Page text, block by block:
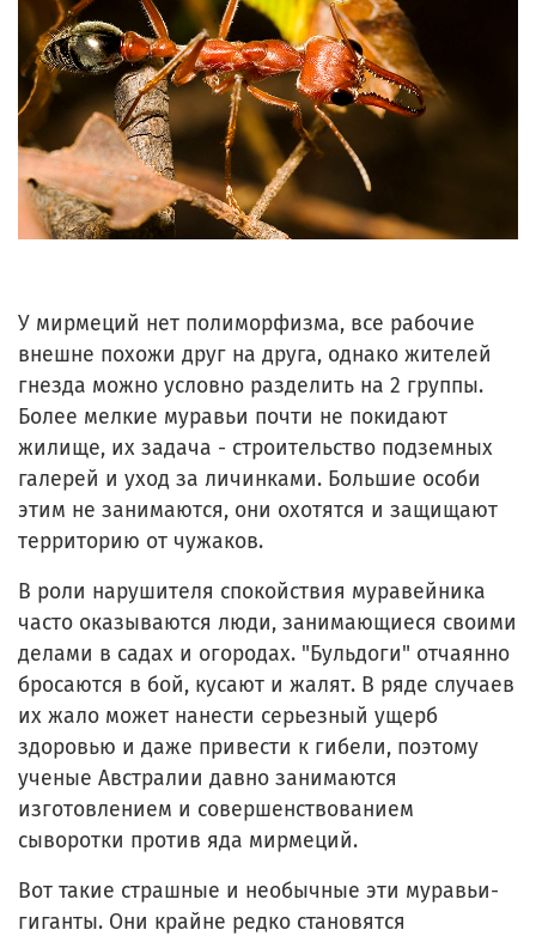
У мирмеций нет полиморфизма, все рабочие
внешне похожи друг на друга, однако жителей
гнезда можно условно разделить на 2 группы.
Более мелкие муравьи почти не покидают
жилище, их задача - строительство подземных
галерей и уход за личинками. Большие особи
этим не занимаются, они охотятся и защищают
территорию от чужаков.
В роли нарушителя спокойствия муравейника
часто оказываются люди, занимающиеся своими
делами в садах и огородах. "Бульдоги" отчаянно
бросаются в бой, кусают и жалят. В ряде случаев
их жало может нанести серьезный ущерб
здоровью и даже привести к гибели, поэтому
ученые Австралии давно занимаются
изготовлением и совершенствованием
сыворотки против яда мирмеций.
Вот такие страшные и необычные эти муравьи-
гиганты. Они крайне редко становятся